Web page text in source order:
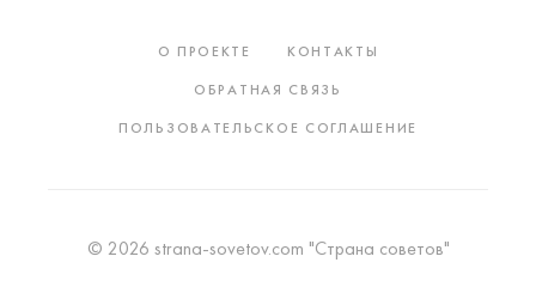
О ПРОЕКТЕ
КОНТАКТЫ
ОБРАТНАЯ СВЯЗЬ
ПОЛЬЗОВАТЕЛЬСКОЕ СОГЛАШЕНИЕ
© 2026 strana-sovetov.com "Страна советов"